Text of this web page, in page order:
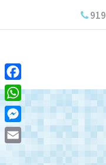
Facebook
WhatsApp
Messenger